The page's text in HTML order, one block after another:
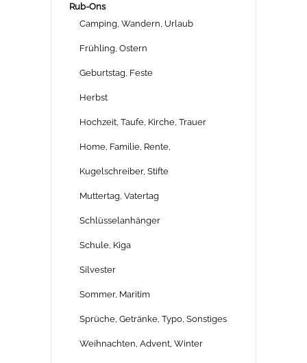
Rub-Ons
Camping, Wandern, Urlaub
Frühling, Ostern
Geburtstag, Feste
Herbst
Hochzeit, Taufe, Kirche, Trauer
Home, Familie, Rente,
Kugelschreiber, Stifte
Muttertag, Vatertag
Schlüsselanhänger
Schule, Kiga
Silvester
Sommer, Maritim
Sprüche, Getränke, Typo, Sonstiges
Weihnachten, Advent, Winter